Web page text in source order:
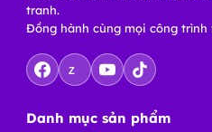
tranh.
Đồng hành cùng mọi công trình
Z
Danh mục sản phẩm